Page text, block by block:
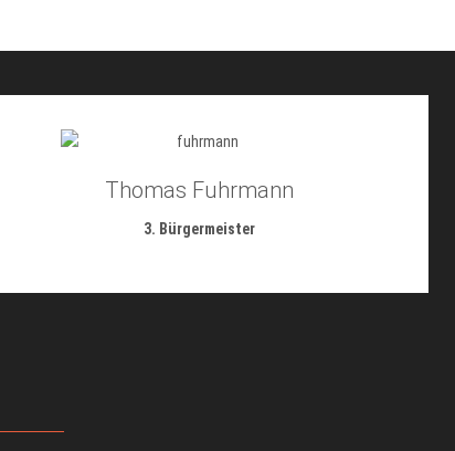
Thomas Fuhrmann
3. Bürgermeister